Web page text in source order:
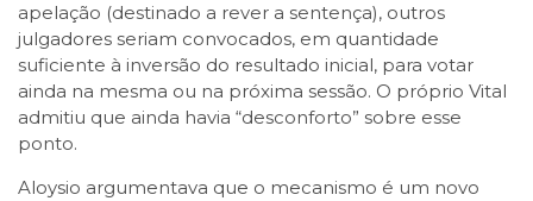
apelação (destinado a rever a sentença), outros
julgadores seriam convocados, em quantidade
suficiente à inversão do resultado inicial, para votar
ainda na mesma ou na próxima sessão. O próprio Vital
admitiu que ainda havia “desconforto” sobre esse
ponto.
Aloysio argumentava que o mecanismo é um novo